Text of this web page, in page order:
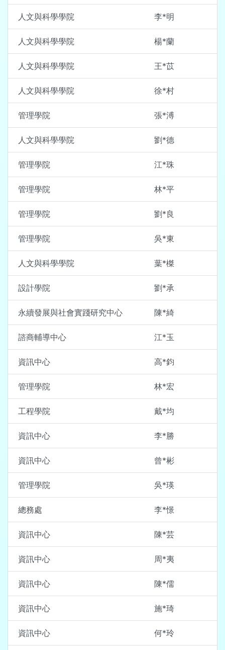
人文與科學學院 李*明
人文與科學學院 楊*蘭
人文與科學學院 王*苡
人文與科學學院 徐*村
管理學院 張*溥
人文與科學學院 劉*德
管理學院 江*珠
管理學院 林*平
管理學院 劉*良
管理學院 吳*東
人文與科學學院 葉*榤
設計學院 劉*承
永續發展與社會實踐研究中心 陳*綺
諮商輔導中心 江*玉
資訊中心 高*鈞
管理學院 林*宏
工程學院 戴*均
資訊中心 李*勝
資訊中心 曾*彬
管理學院 吳*瑛
總務處 李*憬
資訊中心 陳*芸
資訊中心 周*夷
資訊中心 陳*儒
資訊中心 施*琦
資訊中心 何*玲